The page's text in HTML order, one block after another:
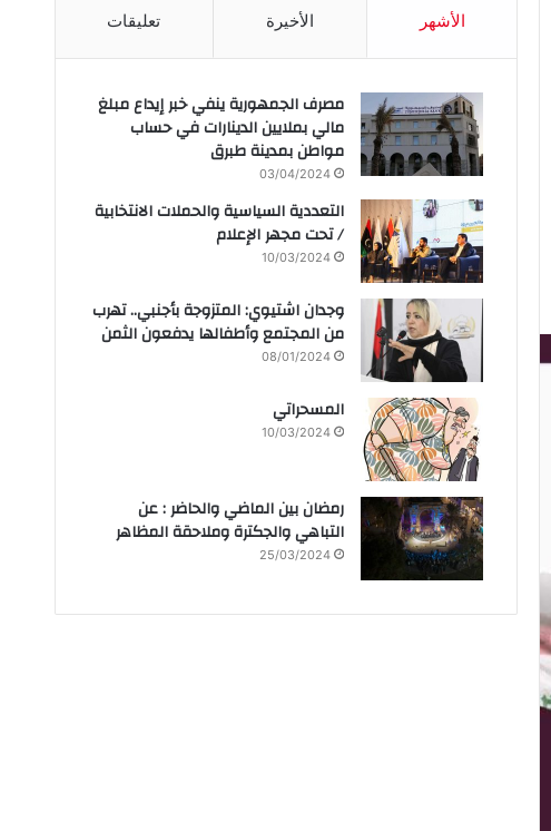
الأشهر الأخيرة تعليقات
مصرف الجمهورية ينفي خبر إيداع مبلغ
مالي بملايين الدينارات في حساب
مواطن بمدينة طبرق
03/04/2024
التعددية السياسية والحملات الانتخابية
/ تحت مجهر الإعلام
10/03/2024
وجدان اشتيوي: المتزوجة بأجنبي.. تهرب
من المجتمع وأطفالها يدفعون الثمن
08/01/2024
المسحراتي
10/03/2024
رمضان بين الماضي والحاضر : عن
التباهي والجكترة وملاحقة المظاهر
25/03/2024